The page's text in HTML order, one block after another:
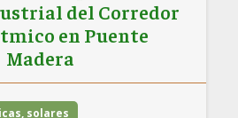
del Corredor
en Puente
Madera
solares